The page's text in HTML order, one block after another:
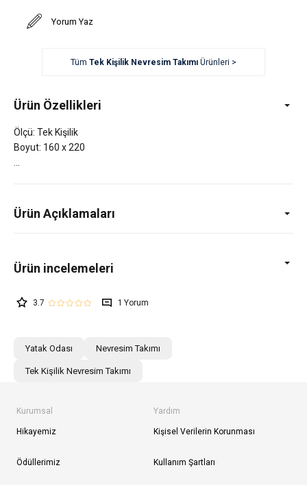
Yorum Yaz
Tüm Tek Kişilik Nevresim TakımıÜrünleri >
Ürün Özellikleri
Ölçü: Tek Kişilik
Boyut: 160 x 220
Ürün Açıklamaları
3.7 1
Yatak Odası Nevresim Takımı
Tek Kişilik Nevresim Takımı
Kurumsal
Hikayemiz
Ödüllerimiz
Yardım
Kişisel Verilerin Korunması
Kullanım Şartları